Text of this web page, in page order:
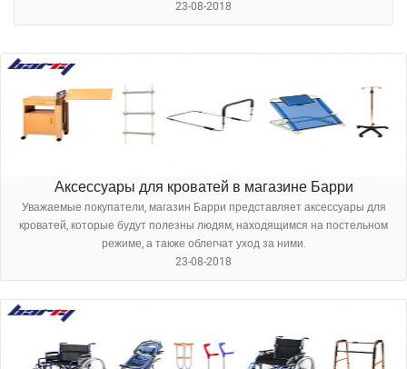
23-08-2018
Аксессуары для кроватей в магазине Барри
Уважаемые покупатели, магазин Барри представляет аксессуары для
кроватей, которые будут полезны людям, находящимся на постельном
режиме, а также облегчат уход за ними.
23-08-2018